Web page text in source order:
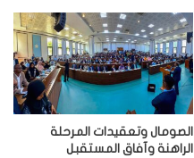
الصومال وتعقيدات المرحلة
الراهنة وآفاق المستقبل